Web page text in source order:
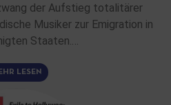
der Aufstieg totalitärer
Musiker zur Emigration in
Staaten.…
LESEN